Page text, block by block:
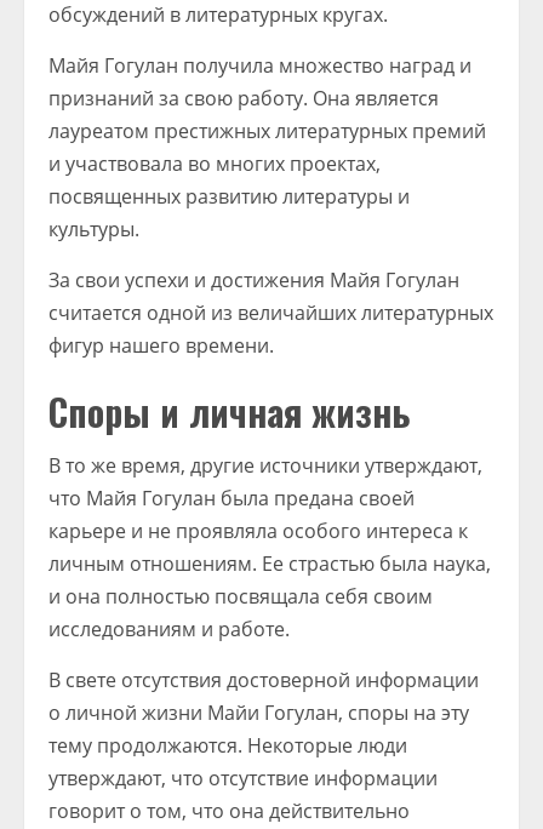
обсуждений в литературных кругах.
Майя Гогулан получила множество наград и
признаний за свою работу. Она является
лауреатом престижных литературных премий
и участвовала во многих проектах,
посвященных развитию литературы и
культуры.
За свои успехи и достижения Майя Гогулан
считается одной из величайших литературных
фигур нашего времени.
Споры и личная жизнь
В то же время, другие источники утверждают,
что Майя Гогулан была предана своей
карьере и не проявляла особого интереса к
личным отношениям. Ее страстью была наука,
и она полностью посвящала себя своим
исследованиям и работе.
В свете отсутствия достоверной информации
о личной жизни Майи Гогулан, споры на эту
тему продолжаются. Некоторые люди
утверждают, что отсутствие информации
говорит о том, что она действительно